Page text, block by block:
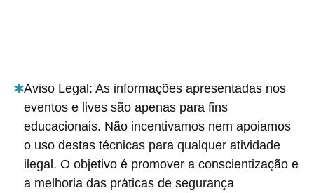
Aviso Legal: As informações apresentadas nos
eventos e lives são apenas para fins
educacionais. Não incentivamos nem apoiamos
o uso destas técnicas para qualquer atividade
ilegal. O objetivo é promover a conscientização e
a melhoria das práticas de segurança